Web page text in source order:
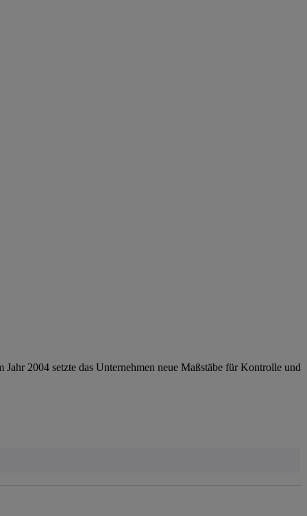
2004 setzte das Unternehmen neue Maßstäbe für Kontrolle und